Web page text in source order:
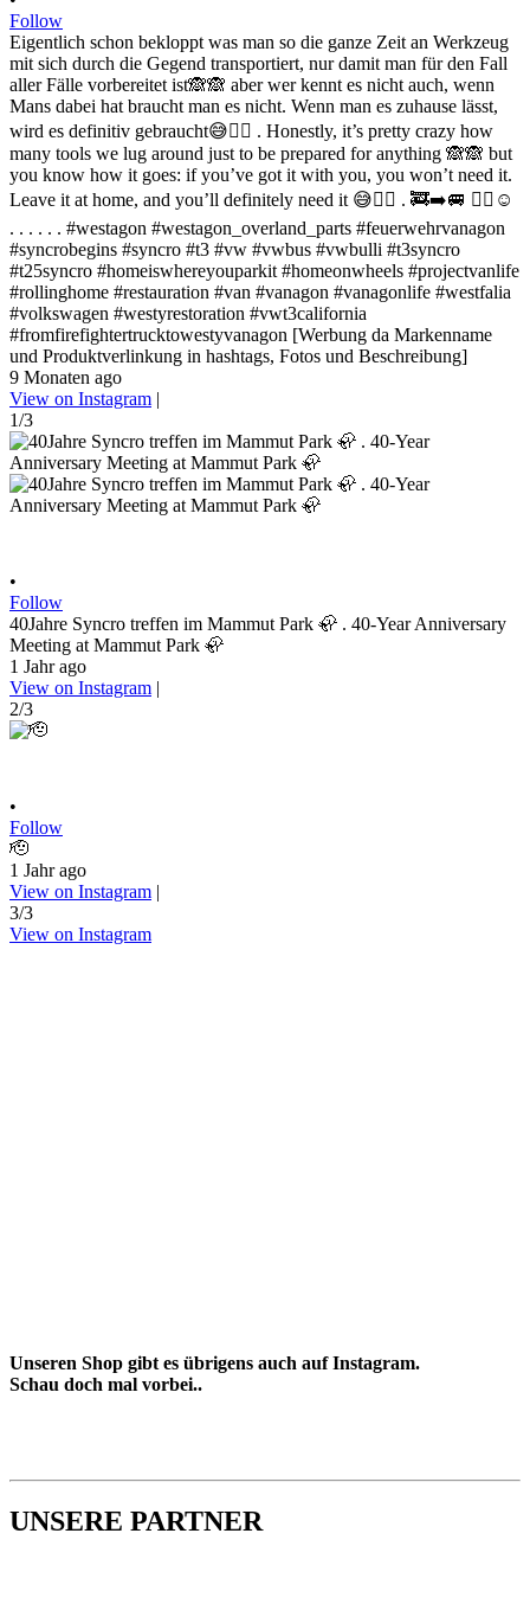
Follow
Eigentlich schon bekloppt was man so die ganze Zeit an Werkzeug
mit sich durch die Gegend transportiert, nur damit man für den Fall
aller Fälle vorbereitet ist🙈🙈 aber wer kennt es nicht auch, wenn
Mans dabei hat braucht man es nicht. Wenn man es zuhause lässt,
wird es definitiv gebraucht😅✌🏻 . Honestly, it’s pretty crazy how
many tools we lug around just to be prepared for anything 🙈🙈 but
you know how it goes: if you’ve got it with you, you won’t need it.
Leave it at home, and you’ll definitely need it 😅✌🏻 . 🚒➡️🚐 ✌🏻☺️
. . . . . . #westagon #westagon_overland_parts #feuerwehrvanagon
#syncrobegins #syncro #t3 #vw #vwbus #vwbulli #t3syncro
#t25syncro #homeiswhereyouparkit #homeonwheels #projectvanlife
#rollinghome #restauration #van #vanagon #vanagonlife #westfalia
#volkswagen #westyrestoration #vwt3california
#fromfirefightertrucktowestyvanagon [Werbung da Markenname
und Produktverlinkung in hashtags, Fotos und Beschreibung]
9 Monaten ago
View on Instagram |
1/3
•
Follow
40Jahre Syncro treffen im Mammut Park 🦣 . 40-Year Anniversary
Meeting at Mammut Park 🦣
1 Jahr ago
View on Instagram |
2/3
•
Follow
🫡
1 Jahr ago
View on Instagram |
3/3
View on Instagram
Unseren Shop gibt es übrigens auch auf Instagram.
Schau doch mal vorbei..
UNSERE PARTNER